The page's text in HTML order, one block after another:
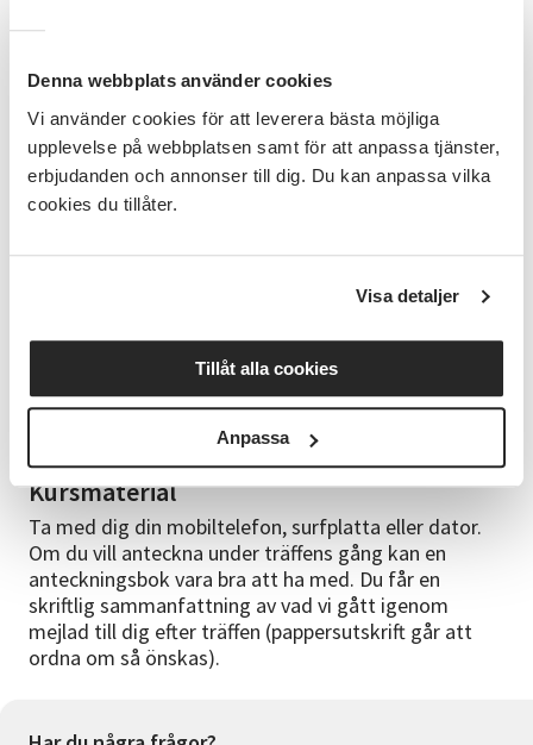
Denna webbplats använder cookies
Vi använder cookies för att leverera bästa möjliga
upplevelse på webbplatsen samt för att anpassa tjänster,
erbjudanden och annonser till dig. Du kan anpassa vilka
cookies du tillåter.
Visa detaljer
Tillåt alla cookies
Anpassa
mobiltelefon, surfplatta eller dator. Det kan till
funktioner, komma i gång med att använda e-
tjänster eller få tips kring säkerhet på internet. Inför
första träffen har vi en telefonavstämning där du får
berätta vad du önskar stöd med.
Förkunskap
Kursledare
administratör och är utbildad inom kommunikation
Kursmaterial
Ta med dig din mobiltelefon, surfplatta eller dator.
Om du vill anteckna under träffens gång kan en
anteckningsbok vara bra att ha med. Du får en
skriftlig sammanfattning av vad vi gått igenom
mejlad till dig efter träffen (pappersutskrift går att
ordna om så önskas).